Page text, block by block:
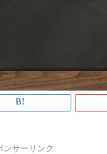
ンサーリンク